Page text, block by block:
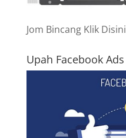
Jom Bincang Klik Disini
Upah Facebook Ads